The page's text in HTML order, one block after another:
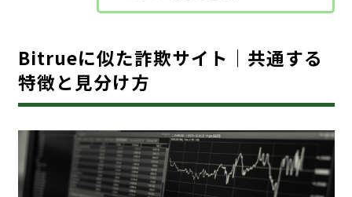
Bitrueに似た詐欺サイト｜共通する
特徴と見分け方